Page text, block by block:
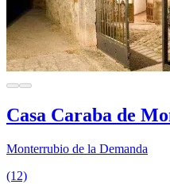
Casa Caraba de
Monterrubio de la Demanda
(12)